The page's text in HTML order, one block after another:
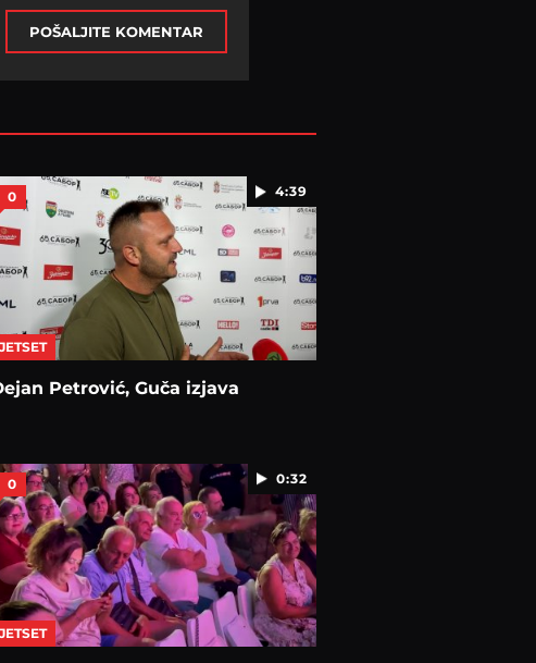
POŠALJITE KOMENTAR
4:39
0
JETSET
Petrović, Guča izjava
0:32
0
JETSET